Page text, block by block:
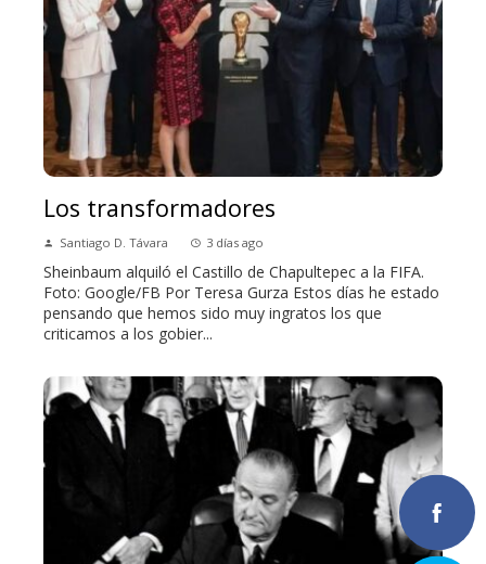
Los transformadores
Santiago D. Távara 3 días ago
Sheinbaum alquiló el Castillo de Chapultepec a la FIFA.
Foto: Google/FB Por Teresa Gurza Estos días he estado
pensando que hemos sido muy ingratos los que
criticamos a los gobier...